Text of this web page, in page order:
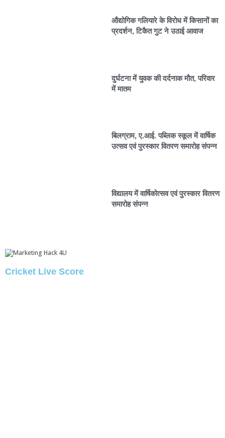
औद्योगिक गलियारे के विरोध में किसानों का
प्रदर्शन, टिकैत गुट ने उठाई आवाज
दुर्घटना में युवक की दर्दनाक मौत, परिवार
में मातम
बिलग्राम, ए.आई. पब्लिक स्कूल में वार्षिक
उत्सव एवं पुरस्कार वितरण समारोह संपन्न
विद्यालय में वार्षिकोत्सव एवं पुरस्कार वितरण
समारोह संपन्न
Cricket Live Score